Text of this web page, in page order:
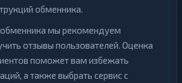
обменника.
мы рекомендуем
отзывы пользователей. Оценка
поможет вам избежать
а также выбрать сервис с